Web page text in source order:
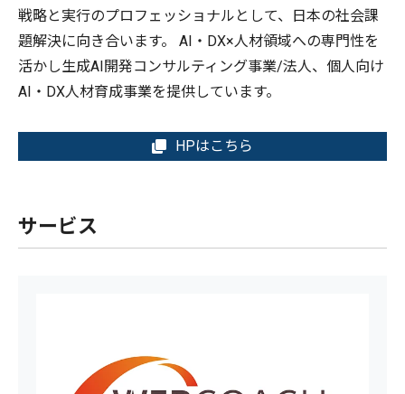
戦略と実行のプロフェッショナルとして、日本の社会課
題解決に向き合います。 AI・DX×人材領域への専門性を
活かし生成AI開発コンサルティング事業/法人、個人向け
AI・DX人材育成事業を提供しています。
HPはこちら
サービス